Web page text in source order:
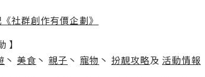
社群創作有價企劃》
】
丶 美食 丶 親子 丶 寵物 丶 扮靚攻略及 活動情報